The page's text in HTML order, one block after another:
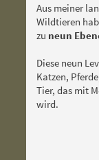
Aus meiner
Wildtieren
zu neun
Diese neun
Katzen,
Tier, das mit
wird.